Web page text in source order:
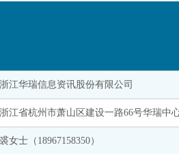
浙江华瑞信息资讯股份有限公司
浙江省杭州市萧山区建设一路66号华瑞中
裘女士（18967158350）